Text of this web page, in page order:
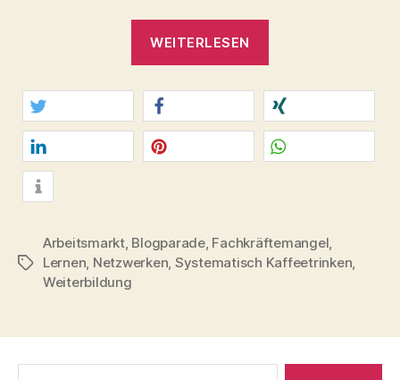
WEITERLESEN
Buzzwords
des
Arbeitsmarkts“
twittern teilen teilen
mitteilen
Schlagwörter
Arbeitsmarkt, Blogparade, Fachkräftemangel
Lernen Netzwerken Systematisch Kaffeetrinken
Weiterbildung